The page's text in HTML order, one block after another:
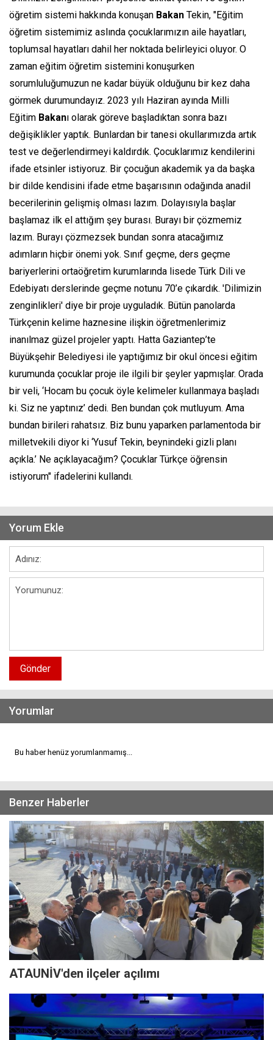
öğretim sistemi hakkında konuşan Bakan Tekin, "Eğitim
öğretim sistemimiz aslında çocuklarımızın aile hayatları,
toplumsal hayatları dahil her noktada belirleyici oluyor. O
zaman eğitim öğretim sistemini konuşurken
sorumluluğumuzun ne kadar büyük olduğunu bir kez daha
görmek durumundayız. 2023 yılı Haziran ayında Milli
Eğitim Bakanı olarak göreve başladıktan sonra bazı
değişiklikler yaptık. Bunlardan bir tanesi okullarımızda artık
test ve değerlendirmeyi kaldırdık. Çocuklarımız kendilerini
ifade etsinler istiyoruz. Bir çocuğun akademik ya da başka
bir dilde kendisini ifade etme başarısının odağında anadil
becerilerinin gelişmiş olması lazım. Dolayısıyla başlar
başlamaz ilk el attığım şey burası. Burayı bir çözmemiz
lazım. Burayı çözmezsek bundan sonra atacağımız
adımların hiçbir önemi yok. Sınıf geçme, ders geçme
bariyerlerini ortaöğretim kurumlarında lisede Türk Dili ve
Edebiyatı derslerinde geçme notunu 70’e çıkardık. 'Dilimizin
zenginlikleri' diye bir proje uyguladık. Bütün panolarda
Türkçenin kelime haznesine ilişkin öğretmenlerimiz
inanılmaz güzel projeler yaptı. Hatta Gaziantep’te
Büyükşehir Belediyesi ile yaptığımız bir okul öncesi eğitim
kurumunda çocuklar proje ile ilgili bir şeyler yapmışlar. Orada
bir veli, ‘Hocam bu çocuk öyle kelimeler kullanmaya başladı
ki. Siz ne yaptınız’ dedi. Ben bundan çok mutluyum. Ama
bundan birileri rahatsız. Biz bunu yaparken parlamentoda bir
milletvekili diyor ki ‘Yusuf Tekin, beynindeki gizli planı
açıkla.’ Ne açıklayacağım? Çocuklar Türkçe öğrensin
istiyorum" ifadelerini kullandı.
Yorum Ekle
Gönder
Yorumlar
Bu haber henüz yorumlanmamış...
Benzer Haberler
ATAUNİV'den ilçeler açılımı